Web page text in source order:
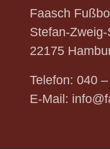
Faasch
Stefan-Zweig-
22175
Telefon: 040
E-Mail: